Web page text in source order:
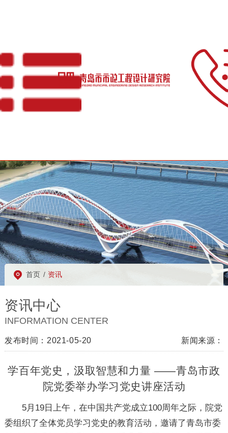
首页 / 资讯
资讯中心
INFORMATION CENTER
发布时间：2021-05-20 新闻来源：
学百年党史，汲取智慧和力量 ——青岛市政
院党委举办学习党史讲座活动
5月19日上午，在中国共产党成立100周年之际，院党
委组织了全体党员学习党史的教育活动，邀请了青岛市委